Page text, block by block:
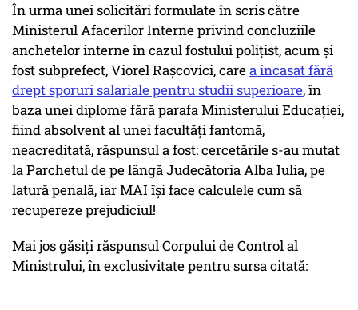
În urma unei solicitări formulate în scris către
Ministerul Afacerilor Interne privind concluziile
anchetelor interne în cazul fostului polițist, acum și
fost subprefect, Viorel Rașcovici, carea încasat fără
drept sporuri salariale pentru studii superioare, în
baza unei diplome fără parafa Ministerului Educației,
fiind absolvent al unei facultăți fantomă,
neacreditată, răspunsul a fost: cercetările s-au mutat
la Parchetul de pe lângă Judecătoria Alba Iulia, pe
latură penală, iar MAI își face calculele cum să
recupereze prejudiciul!
Mai jos găsiți răspunsul Corpului de Control al
Ministrului, în exclusivitate pentru sursa citată: